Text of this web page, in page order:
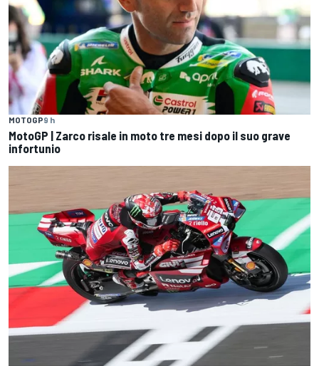
MOTOGP9 h
MotoGP | Zarco risale in moto tre mesi dopo il suo grave
infortunio